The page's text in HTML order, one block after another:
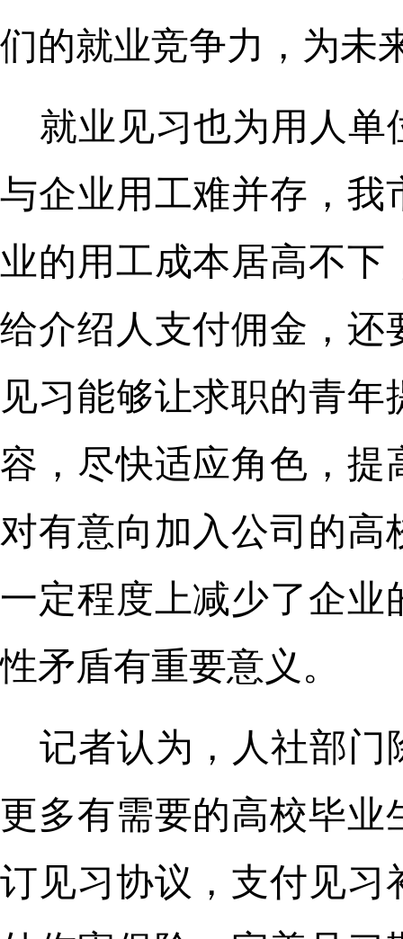
们的就业竞争力，为未
就业见习也为用人单
与企业用工难并存，我
业的用工成本居高不
给介绍人支付佣金，还
见习能够让求职的青
容，尽快适应角色，
对有意向加入公司的
一定程度上减少了企
性矛盾有重要意义。
记者认为，人社部门
更多有需要的高校毕
订见习协议，支付见习